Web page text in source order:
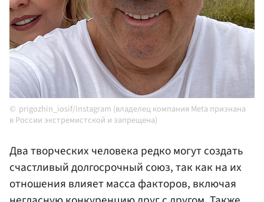
prigozhin_iosif/Instagram (владелец компания Meta признана
в России экстремистской и запрещена)
Два творческих человека редко могут создать
счастливый долгосрочный союз, так как на их
отношения влияет масса факторов, включая